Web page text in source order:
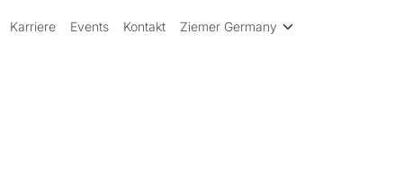
Karriere Events Kontakt Ziemer Germany